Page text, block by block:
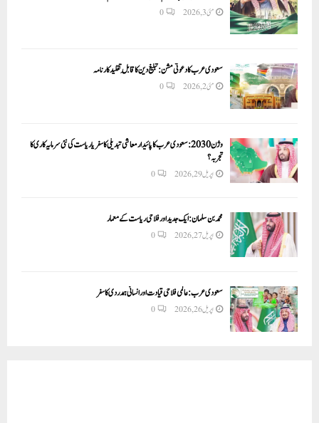
مئی 3, 2026 0
سعودی عرب کا دعوتی مشن: تبلیغ دین کا قابلِ تقلید کارنامہ
مئی 2, 2026 0
وژن 2030:سعودی عرب کا پائیدار معاشی تبدیلی کا سفر یا ریاست کی نئی سرمایہ کاری کا
تجربہ؟
اپریل 29, 2026 0
محمد بن سلمان: ایک جدید اور فلاحی ریاست کے معمار
اپریل 27, 2026 0
سعودی عرب: عالمی فلاحی قیادت اور انسانی ہمدردی کا سفر
اپریل 26, 2026 0